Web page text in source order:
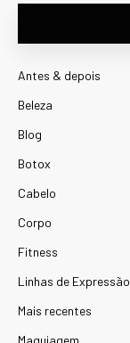
Antes & depois
Beleza
Blog
Botox
Cabelo
Corpo
Fitness
Linhas de Expressão
Mais recentes
Maquiagem